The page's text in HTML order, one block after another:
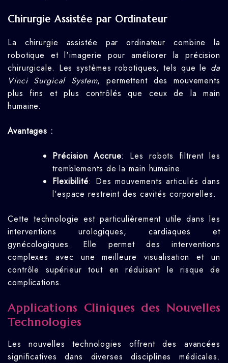
Chirurgie Assistée par Ordinateur
La chirurgie assistée par ordinateur combine la
robotique et l'imagerie pour améliorer la précision
chirurgicale. Les systèmes robotiques, tels que le da
Vinci Surgical System, permettent des mouvements
plus fins et plus contrôlés que ceux de la main
humaine.
Avantages :
Précision Accrue: Les robots filtrent les
tremblements de la main humaine.
Flexibilité: Des mouvements articulés dans
l'espace restreint des cavités corporelles.
Cette technologie est particulièrement utile dans les
interventions urologiques, cardiaques et
gynécologiques. Elle permet des interventions
complexes avec une meilleure visualisation et un
contrôle supérieur tout en réduisant le risque de
complications.
Applications Cliniques des Nouvelles
Technologies
Les nouvelles technologies offrent des avancées
significatives dans diverses disciplines médicales.